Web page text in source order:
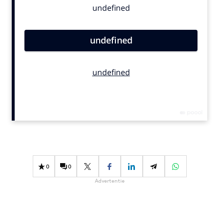
Contentmarketing
Effectiviteit
Gedragsverandering
0 0
Advertentie